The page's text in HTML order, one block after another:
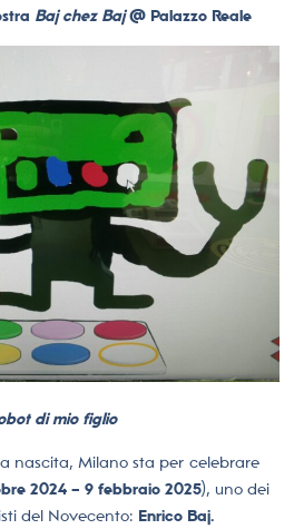
Baj chez Baj@ Palazzo Reale
di mio figlio
nascita, Milano sta per celebrare
2024 – 9 febbraio 2025), uno dei
del Novecento: Enrico Baj.